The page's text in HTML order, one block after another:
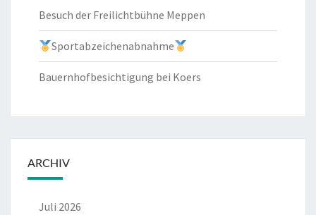
Besuch der Freilichtbühne Meppen
Sportabzeichenabnahme
Bauernhofbesichtigung bei Koers
ARCHIV
Juli 2026